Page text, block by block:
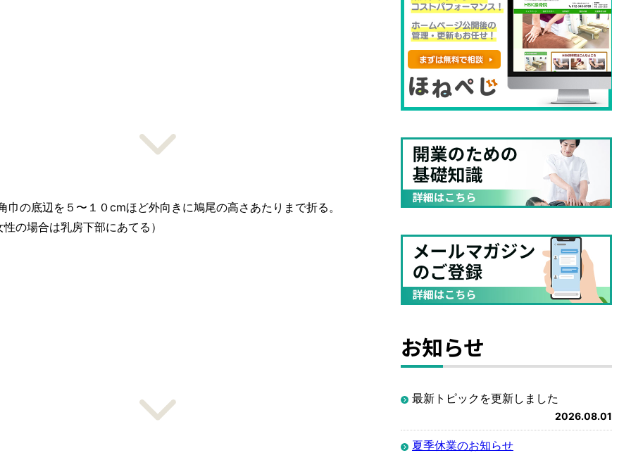
の底辺を５〜１０cmほど外向きに鳩尾の高さあたりまで折る。
性の場合は乳房下部にあてる）
お知らせ
最新トピックを更新しました
2026.08.01
夏季休業のお知らせ